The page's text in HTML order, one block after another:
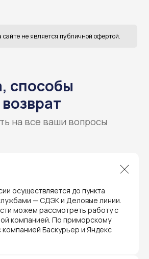
осуществляется до пункта
— СДЭК и Деловые линии.
можем рассмотреть работу с
компанией. По приморскому
Баскурьер и Яндекс
и поддержка
оборудования,
и обслуживаются
сервисные центры
оборудование
время — мы обеспечиваем
коммуникацию с АСЦ,